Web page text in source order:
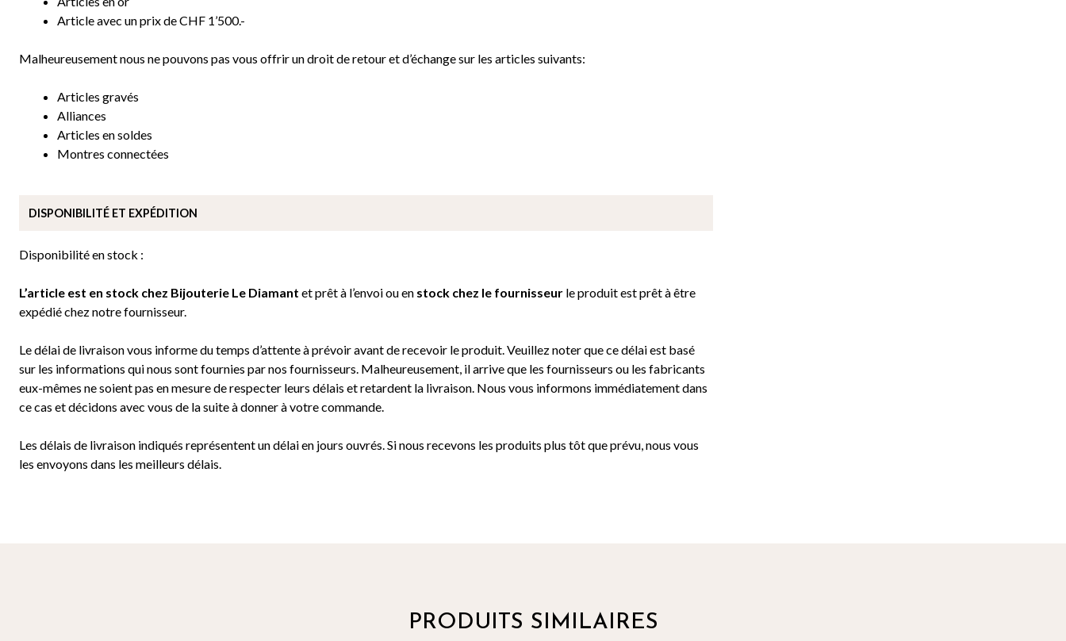
Article avec un prix de CHF 1’500.-
Malheureusement nous ne pouvons pas vous offrir un droit de retour et d’échange sur les articles suivants:
Articles gravés
Alliances
Articles en soldes
Montres connectées
Disponibilité en stock :
L’article est en stock chez Bijouterie Le Diamant et prêt à l’envoi ou en stock chez le fournisseur le produit est prêt à être
expédié chez notre fournisseur.
Le délai de livraison vous informe du temps d’attente à prévoir avant de recevoir le produit. Veuillez noter que ce délai est basé
sur les informations qui nous sont fournies par nos fournisseurs. Malheureusement, il arrive que les fournisseurs ou les fabricants
eux-mêmes ne soient pas en mesure de respecter leurs délais et retardent la livraison. Nous vous informons immédiatement dans
ce cas et décidons avec vous de la suite à donner à votre commande.
Les délais de livraison indiqués représentent un délai en jours ouvrés. Si nous recevons les produits plus tôt que prévu, nous vous
les envoyons dans les meilleurs délais.
DISPONIBILITÉ ET EXPÉDITION
PRODUITS SIMILAIRES